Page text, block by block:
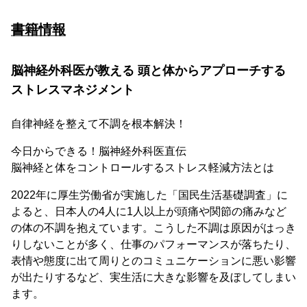
書籍情報
脳神経外科医が教える 頭と体からアプローチする
ストレスマネジメント
自律神経を整えて不調を根本解決！
今日からできる！脳神経外科医直伝
脳神経と体をコントロールするストレス軽減方法とは
2022年に厚生労働省が実施した「国民生活基礎調査」に
よると、日本人の4人に1人以上が頭痛や関節の痛みなど
の体の不調を抱えています。こうした不調は原因がはっき
りしないことが多く、仕事のパフォーマンスが落ちたり、
表情や態度に出て周りとのコミュニケーションに悪い影響
が出たりするなど、実生活に大きな影響を及ぼしてしまい
ます。